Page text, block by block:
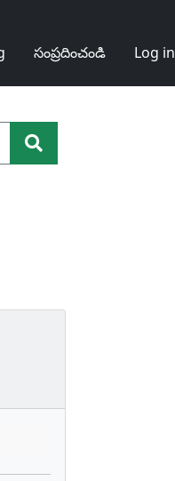
సంప్రదించండి Log in